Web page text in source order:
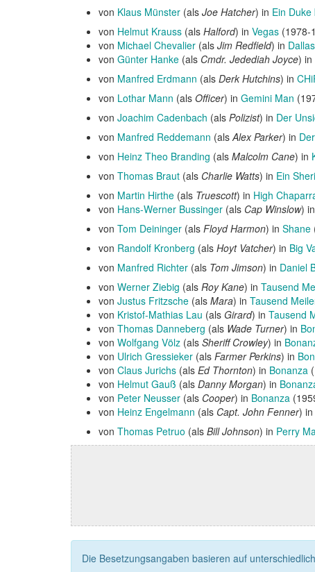
von Klaus Münster (als Joe Hatcher) in Ein
von Helmut Krauss (als Halford) in Vegas (1978-
von Michael Chevalier (als Jim Redfield) in Dallas
von Günter Hanke (als Cmdr. Jedediah Joyce) in
von Manfred Erdmann (als Derk Hutchins) in
von Lothar Mann (als Officer) in Gemini Man
von Joachim Cadenbach (als Polizist) in Der
von Manfred Reddemann (alsAlex Parker) in
von Heinz Theo Branding (als Malcolm Cane) in
von Thomas Braut (als Charlie Watts) in Ein
von Martin Hirthe (als Truescott) in High
von Hans-Werner Bussinger (als Cap Winslow) in
von Tom Deininger (als Floyd Harmon) in Shane
von Randolf Kronberg (als Hoyt Vatcher) in Big
von Manfred Richter (als Tom Jimson) in Daniel
von Werner Ziebig (als Roy Kane) in Tausend
von Justus Fritzsche (als Mara) in Tausend
von Kristof-Mathias Lau (als Girard) in Tausend
von Thomas Danneberg (als Wade Turner) in
von Wolfgang Völz (als Sheriff Crowley) in
von Ulrich Gressieker (als Farmer Perkins) in
von Claus Jurichs (als Ed Thornton) in Bonanza
von Helmut Gauß (als Danny Morgan) in
von Peter Neusser (als Cooper) in Bonanza
von Heinz Engelmann (als Capt. John Fenner) in
von Thomas Petruo (als Bill Johnson) in Perry
Die Besetzungsangaben basieren auf